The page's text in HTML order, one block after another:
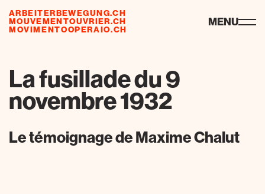
ARBEITERBEWEGUNG.CH
MOUVEMENTOUVRIER.CH
MOVIMENTOOPERAIO.CH
risorse MENU
La fusillade du 9
novembre 1932
Le témoignage de Maxime Chalut